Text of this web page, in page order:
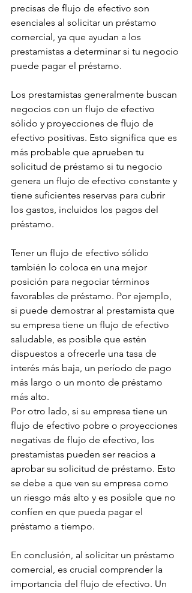
precisas de flujo de efectivo son
esenciales al solicitar un préstamo
comercial, ya que ayudan a los
prestamistas a determinar si tu negocio
puede pagar el préstamo.
Los prestamistas generalmente buscan
negocios con un flujo de efectivo
sólido y proyecciones de flujo de
efectivo positivas. Esto significa que es
más probable que aprueben tu
solicitud de préstamo si tu negocio
genera un flujo de efectivo constante y
tiene suficientes reservas para cubrir
los gastos, incluidos los pagos del
préstamo.
Tener un flujo de efectivo sólido
también lo coloca en una mejor
posición para negociar términos
favorables de préstamo. Por ejemplo,
si puede demostrar al prestamista que
su empresa tiene un flujo de efectivo
saludable, es posible que estén
dispuestos a ofrecerle una tasa de
interés más baja, un período de pago
más largo o un monto de préstamo
más alto.
Por otro lado, si su empresa tiene un
flujo de efectivo pobre o proyecciones
negativas de flujo de efectivo, los
prestamistas pueden ser reacios a
aprobar su solicitud de préstamo. Esto
se debe a que ven su empresa como
un riesgo más alto y es posible que no
confíen en que pueda pagar el
préstamo a tiempo.
En conclusión, al solicitar un préstamo
comercial, es crucial comprender la
importancia del flujo de efectivo. Un